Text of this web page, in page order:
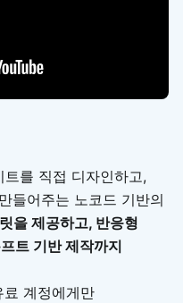
트를 직접 디자인하고,
들어주는 노코드 기반의
을 제공하고, 반응형
트 기반 제작까지
계정에게만